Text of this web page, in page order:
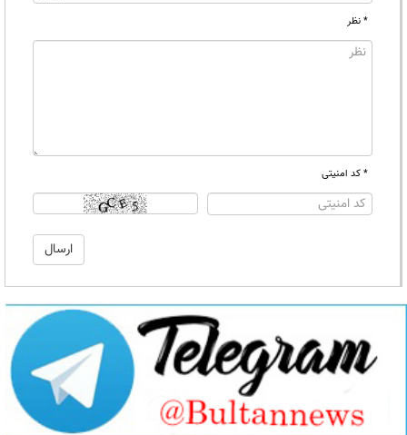
* نظر
* کد امنیتی